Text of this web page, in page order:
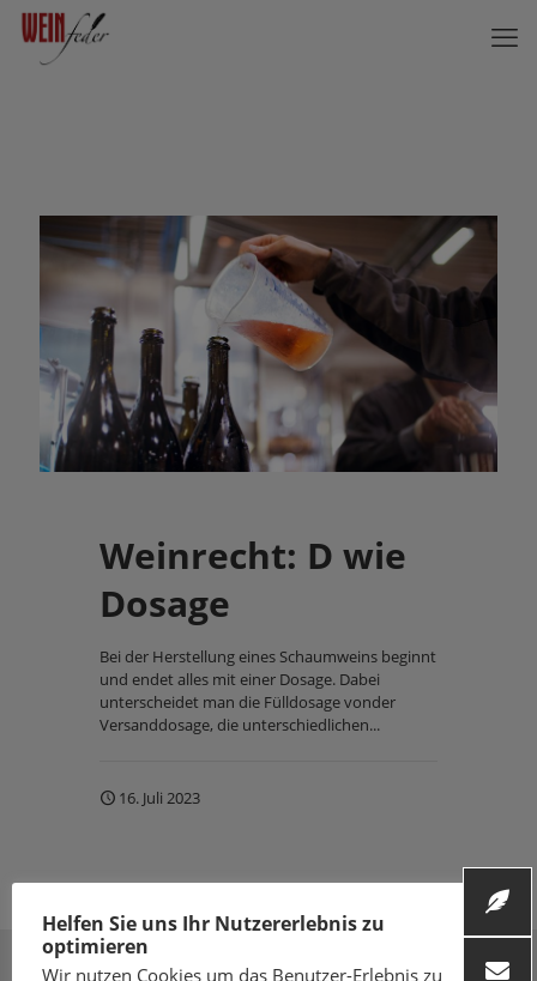
Weinrecht: D wie
Dosage
Bei der Herstellung eines Schaumweins beginnt
und endet alles mit einer Dosage. Dabei
unterscheidet man die Fülldosage vonder
Versanddosage, die unterschiedlichen...
16. Juli 2023
Helfen Sie uns Ihr Nutzererlebnis zu
optimieren
Wir nutzen Cookies um das Benutzer-Erlebnis zu